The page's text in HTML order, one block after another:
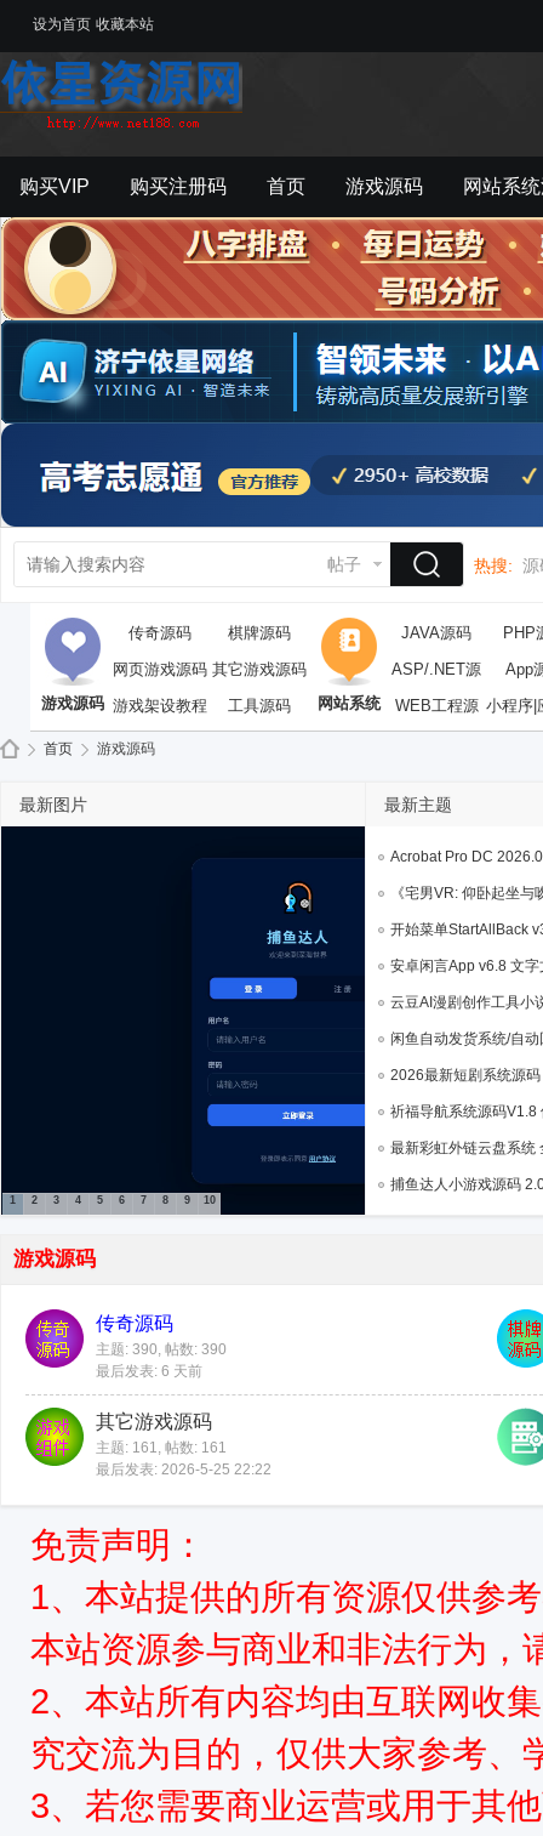
设为首页 收藏本站
购买VIP 购买注册码 首页 游戏源码 网站系
游戏工具 影音资源 主题模板
帖子 热搜: 源
游戏源码
传奇源码
棋牌源码
网页游戏源码 其它游戏源码
游戏架设教程
工具源码 网站系统
JAVA源码
PHP
ASP/.NET源
码
App
WEB工程源 小程序|
首页 游戏源码
最新图片
1 2 3 4 5 6 7 8 9 10
最新主题
Acrobat Pro DC
《宅男VR: 仰卧起坐与
开始菜单StartAllBack
安卓闲言App v6.8 文字
云豆AI漫剧创作工具小
闲鱼自动发货系统/自动
2026最新短剧系统源码
祈福导航系统源码V1.8
最新彩虹外链云盘系统
捕鱼达人小游戏源码
游戏源码
传奇源码
主题: 390, 帖数: 390
最后发表: 6 天前
其它游戏源码
主题: 161, 帖数: 161
最后发表: 2026-5-25 22:22
免责声明：
1、本站提供的所有资源仅供参
本站资源参与商业和非法行为，
2、本站所有内容均由互联网收
究交流为目的，仅供大家参考、
3、若您需要商业运营或用于其